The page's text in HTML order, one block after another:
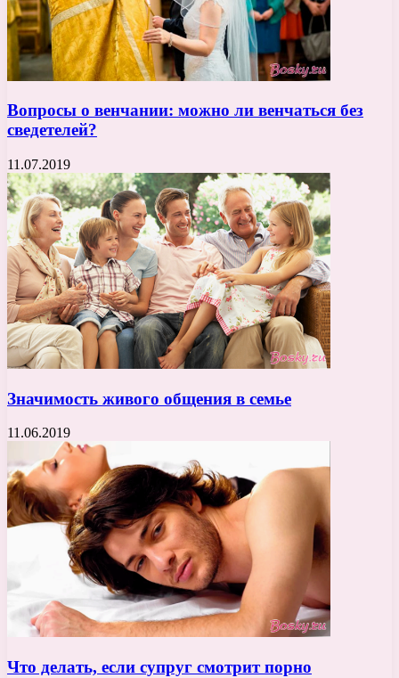
Вопросы о венчании: можно ли венчаться без
сведетелей?
11.07.2019
Значимость живого общения в семье
11.06.2019
Что делать, если супруг смотрит порно